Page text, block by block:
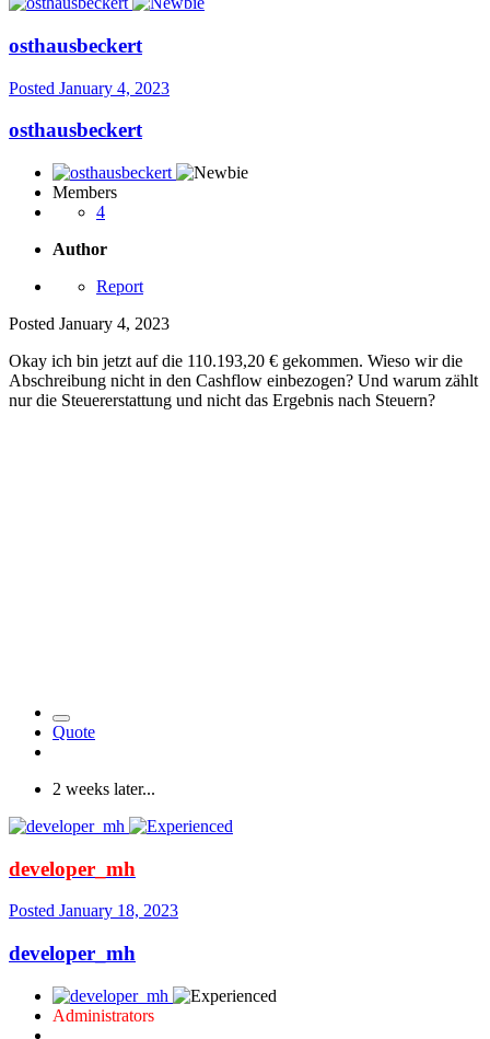
osthausbeckert
Posted January 4, 2023
osthausbeckert
Members
4
Author
Report
Posted January 4, 2023
Okay ich bin jetzt auf die 110.193,20 € gekommen. Wieso wir die
Abschreibung nicht in den Cashflow einbezogen? Und warum zählt
nur die Steuererstattung und nicht das Ergebnis nach Steuern?
Quote
2 weeks later...
developer_mh
Posted January 18, 2023
developer_mh
Administrators